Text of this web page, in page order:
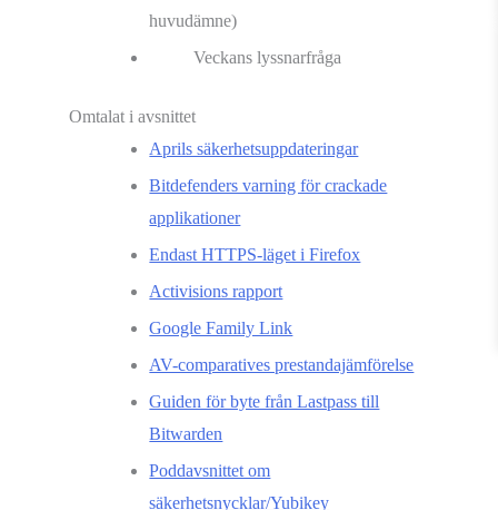
huvudämne)
Veckans lyssnarfråga
Omtalat i avsnittet
Aprils säkerhetsuppdateringar
Bitdefenders varning för crackade
applikationer
Endast HTTPS-läget i Firefox
Activisions rapport
Google Family Link
AV-comparatives prestandajämförelse
Guiden för byte från Lastpass till
Bitwarden
Poddavsnittet om
säkerhetsnycklar/Yubikey